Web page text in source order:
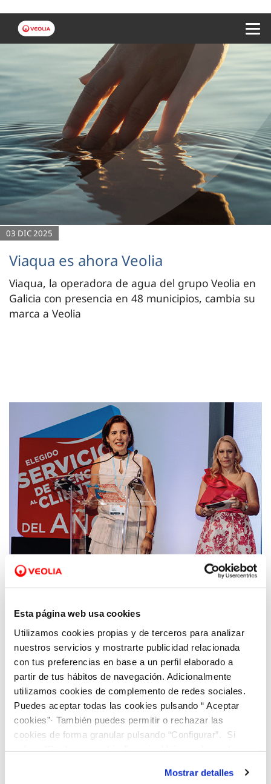
Esta página web usa cookies
Utilizamos cookies propias y de terceros para analizar
nuestros servicios y mostrarte publicidad relacionada
con tus preferencias en base a un perfil elaborado a
partir de tus hábitos de navegación. Adicionalmente
utilizamos cookies de complemento de redes sociales.
Puedes aceptar todas las cookies pulsando “ Aceptar
cookies”· También puedes permitir o rechazar las
cookies de forma granular pulsando “Configurar”. Si
son indispensables para que el sitio web funcione y que
Mostrar detalles
03 DIC 2025
Viaqua es ahora Veolia
Viaqua, la operadora de agua del grupo Veolia en
Galicia con presencia en 48 municipios, cambia su
marca a Veolia
06 OCT 2022
Viaqua recibe el distintivo de Servicio de
Atención al Cliente del Año